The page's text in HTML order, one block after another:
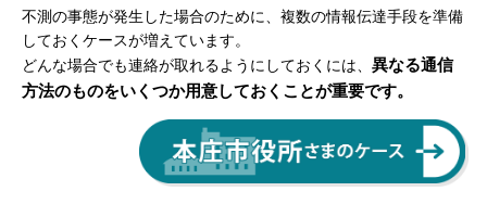
不測の事態が発生した場合のために、複数の情報伝達手段を準備
しておくケースが増えています。
どんな場合でも連絡が取れるようにしておくには、 異なる通信
方法のものをいくつか用意しておくことが重要です。